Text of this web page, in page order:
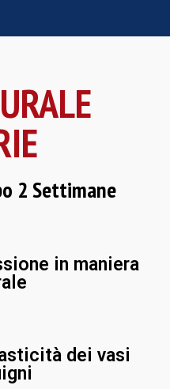
2 Settimane
in maniera
dei vasi